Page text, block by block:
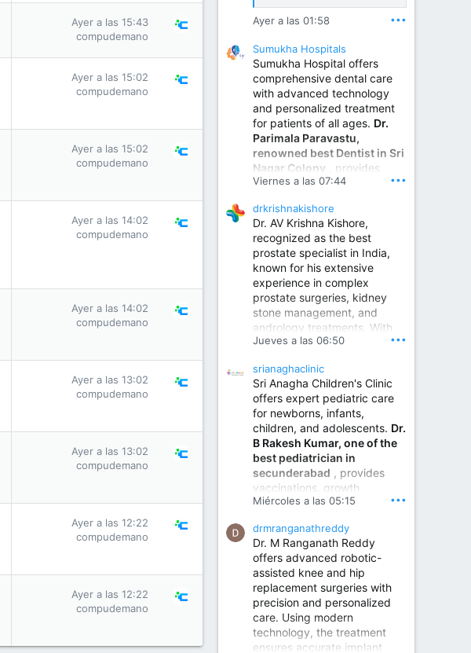
Ayer a las 15:43
compudemano
Ayer a las 15:02
compudemano
Ayer a las 15:02
compudemano
Ayer a las 14:02
compudemano
Ayer a las 14:02
compudemano
Ayer a las 13:02
compudemano
Ayer a las 13:02
compudemano
Ayer a las 12:22
compudemano
Ayer a las 12:22
compudemano
Ayer a las 01:58 •••
Sumukha Hospitals
Sumukha Hospital offers
comprehensive dental care
with advanced technology
and personalized treatment
for patients of all ages. Dr.
Parimala Paravastu,
renowned best Dentist in Sri
Nagar Colony , provides
expert care for tooth pain,
treatment, dental implants,
smile designing, cosmetic
dentistry.
Sumukha Hospital | Ear, Nose & Throat, Dental & Maxillofacial Surgery Center
www.sumukhahospitals.co
m
Viernes a las 07:44 •••
drkrishnakishore
Dr. AV Krishna Kishore,
recognized as the best
prostate specialist in India,
known for his extensive
experience in complex
prostate surgeries, kidney
stone management, and
andrology treatments. With
years of surgical practice and
invasive and robotic
techniques.
Best Urologist in Vijayawada | Urology Specialist in Vijayawada
Dr. A. V. Krishna Kishore,
the Best Urologist...
www.drkrishnakishore.com
Jueves a las 06:50 •••
srianaghaclinic
Sri Anagha Children's Clinic
offers expert pediatric care
for newborns, infants,
children, and adolescents. Dr.
B Rakesh Kumar, one of the
best pediatrician in
secunderabad , provides
vaccinations, growth
monitoring, newborn care,
illnesses, nutrition guidance,
and preventive healthcare in
a child-friendly environment.
Children Hospital in Secunderabad | Best Pediatrician in Hyderabad | Neonatologist in Medchal
Our pediatrician and
Neonatologist team at...
Miércoles a las 05:15 •••
drmranganathreddy
Dr. M Ranganath Reddy
offers advanced robotic-
assisted knee and hip
replacement surgeries with
precision and personalized
care. Using modern
technology, the treatment
ensures accurate implant